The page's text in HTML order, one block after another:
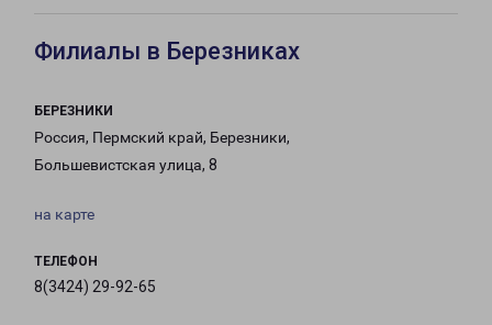
Филиалы в Березниках
БЕРЕЗНИКИ
Россия, Пермский край, Березники,
Большевистская улица, 8
на карте
ТЕЛЕФОН
8(3424) 29-92-65